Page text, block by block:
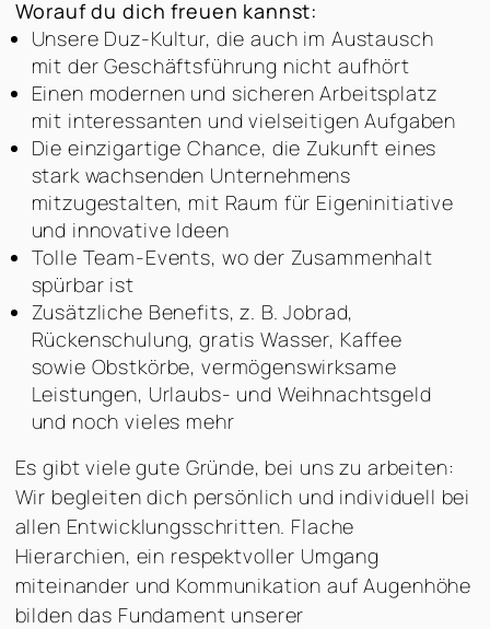
Worauf du dich freuen kannst:
Unsere Duz-Kultur, die auch im Austausch
mit der Geschäftsführung nicht aufhört
Einen modernen und sicheren Arbeitsplatz
mit interessanten und vielseitigen Aufgaben
Die einzigartige Chance, die Zukunft eines
stark wachsenden Unternehmens
mitzugestalten, mit Raum für Eigeninitiative
und innovative Ideen
Tolle Team-Events, wo der Zusammenhalt
spürbar ist
Zusätzliche Benefits, z. B. Jobrad,
Rückenschulung, gratis Wasser, Kaffee
sowie Obstkörbe, vermögenswirksame
Leistungen, Urlaubs- und Weihnachtsgeld
und noch vieles mehr
Es gibt viele gute Gründe, bei uns zu arbeiten:
Wir begleiten dich persönlich und individuell bei
allen Entwicklungsschritten. Flache
Hierarchien, ein respektvoller Umgang
miteinander und Kommunikation auf Augenhöhe
bilden das Fundament unserer